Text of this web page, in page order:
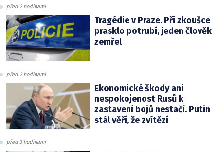
před 2 hodinami
Tragédie v Praze. Při zkoušce
prasklo potrubí, jeden člověk
zemřel
před 2 hodinami
Ekonomické škody ani
nespokojenost Rusů k
zastavení bojů nestačí. Putin
stál věří, že zvítězí
před 3 hodinami